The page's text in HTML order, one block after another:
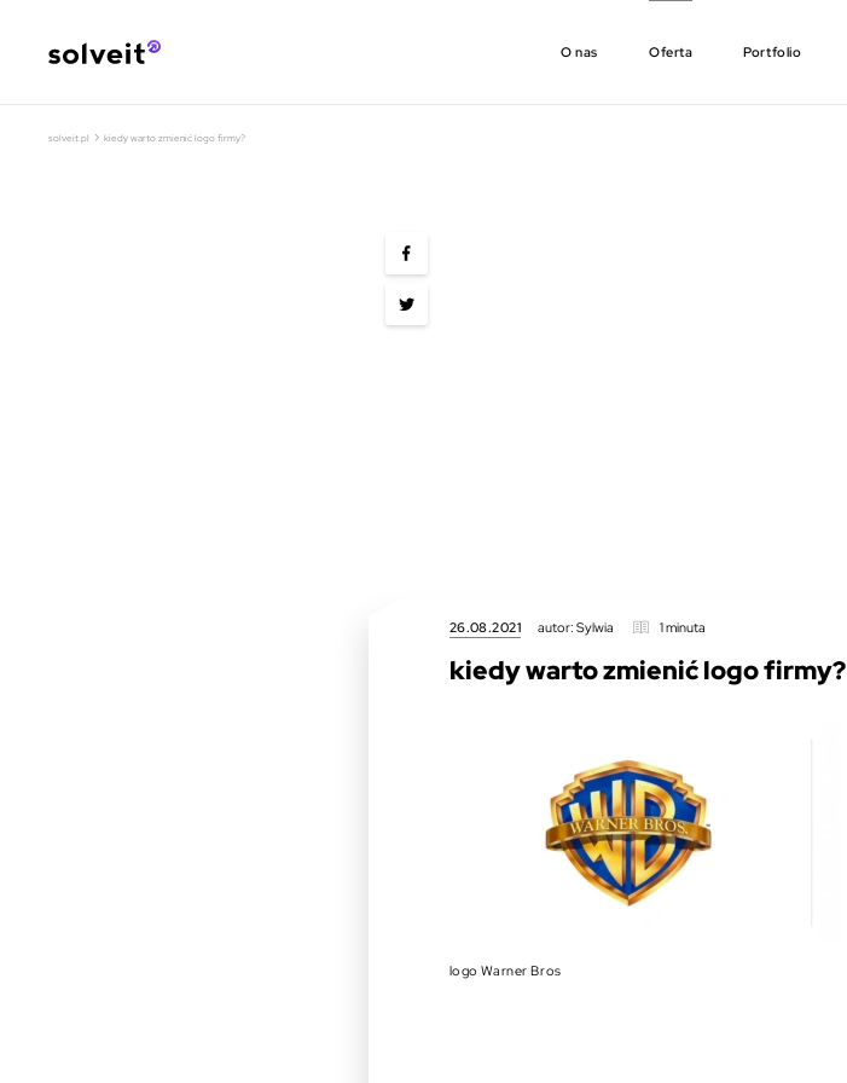
O nas Oferta Portfolio
solveit.pl › kiedy warto zmienić logo firmy?
26.08.2021 autor: Sylwia 1 minuta
kiedy warto zmienić logo firmy?
logo Warner Bros